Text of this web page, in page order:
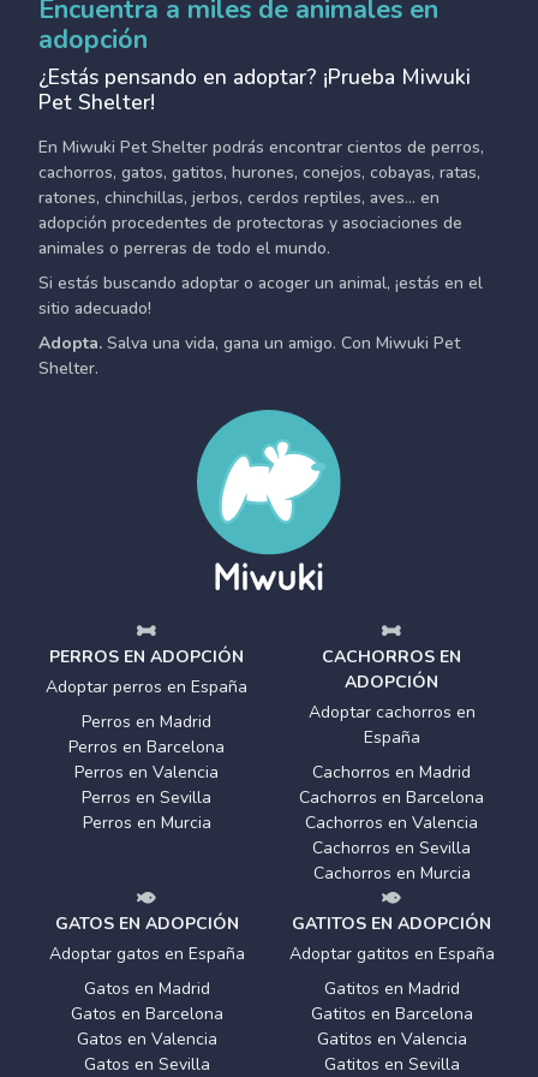
Encuentra a miles de animales en
adopción
¿Estás pensando en adoptar? ¡Prueba Miwuki
Pet Shelter!
En Miwuki Pet Shelter podrás encontrar cientos de perros,
cachorros, gatos, gatitos, hurones, conejos, cobayas, ratas,
ratones, chinchillas, jerbos, cerdos reptiles, aves... en
adopción procedentes de protectoras y asociaciones de
animales o perreras de todo el mundo.
Si estás buscando adoptar o acoger un animal, ¡estás en el
sitio adecuado!
Adopta. Salva una vida, gana un amigo. Con Miwuki Pet
Shelter.
PERROS EN ADOPCIÓN
Adoptar perros en España
Perros en Madrid
Perros en Barcelona
Perros en Valencia
Perros en Sevilla
Perros en Murcia
CACHORROS EN
ADOPCIÓN
Adoptar cachorros en
España
Cachorros en Madrid
Cachorros en Barcelona
Cachorros en Valencia
Cachorros en Sevilla
Cachorros en Murcia
GATOS EN ADOPCIÓN
Adoptar gatos en España
Gatos en Madrid
Gatos en Barcelona
Gatos en Valencia
Gatos en Sevilla
GATITOS EN ADOPCIÓN
Adoptar gatitos en España
Gatitos en Madrid
Gatitos en Barcelona
Gatitos en Valencia
Gatitos en Sevilla